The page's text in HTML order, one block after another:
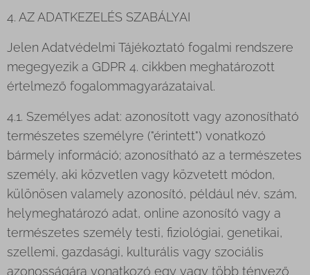
4. AZ ADATKEZELÉS SZABÁLYAI
Jelen Adatvédelmi Tájékoztató fogalmi rendszere
megegyezik a GDPR 4. cikkben meghatározott
értelmező fogalommagyarázataival.
4.1. Személyes adat: azonosított vagy azonosítható
természetes személyre ("érintett") vonatkozó
bármely információ; azonosítható az a természetes
személy, aki közvetlen vagy közvetett módon,
különösen valamely azonosító, például név, szám,
helymeghatározó adat, online azonosító vagy a
természetes személy testi, fiziológiai, genetikai,
szellemi, gazdasági, kulturális vagy szociális
azonosságára vonatkozó egy vagy több tényező